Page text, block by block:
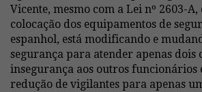
Vicente, mesmo com a Lei nº 2603-
colocação dos equipamentos de
espanhol, está modificando e
segurança para atender apenas dois
insegurança aos outros funcionários
redução de vigilantes para apenas